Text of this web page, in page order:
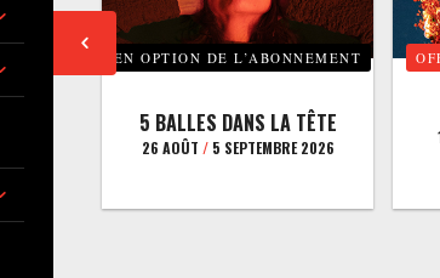
EN OPTION DE L’ABONNEMENT
5 BALLES DANS LA TÊTE
26 AOÛT /5 SEPTEMBRE 2026